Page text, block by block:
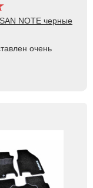
NOTE черные
очень